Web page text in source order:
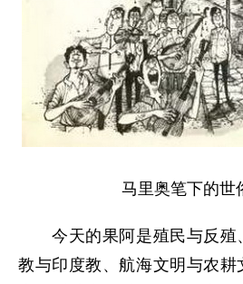
马里奥笔下的世
今天的果阿是殖民与反殖
教与印度教、航海文明与农